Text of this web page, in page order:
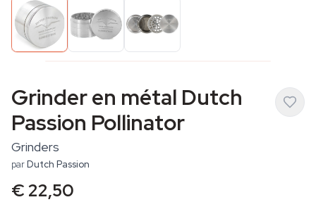
Grinder en métal Dutch
Passion Pollinator
Grinders
parDutch Passion
€ 22,50